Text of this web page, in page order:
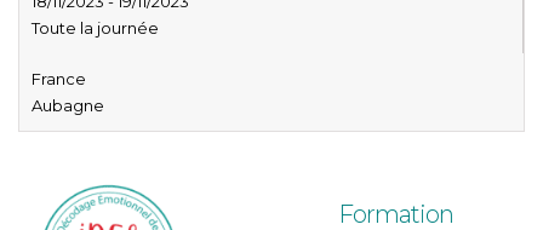
Toute la journée
France
Aubagne
Formation